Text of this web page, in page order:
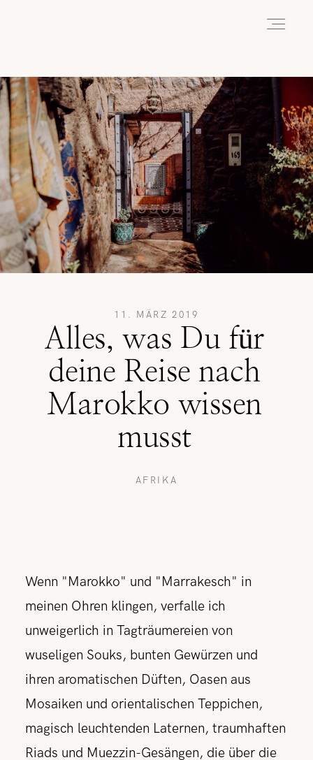
11. MÄRZ 2019
Alles, was Du für
deine Reise nach
Marokko wissen
musst
AFRIKA
Wenn "Marokko" und "Marrakesch" in
meinen Ohren klingen, verfalle ich
unweigerlich in Tagträumereien von
wuseligen Souks, bunten Gewürzen und
ihren aromatischen Düften, Oasen aus
Mosaiken und orientalischen Teppichen,
magisch leuchtenden Laternen, traumhaften
Riads und Muezzin-Gesängen, die über die
HOME
ABOUT
REISEN
WANDERN
REISETIPPS
SHOP